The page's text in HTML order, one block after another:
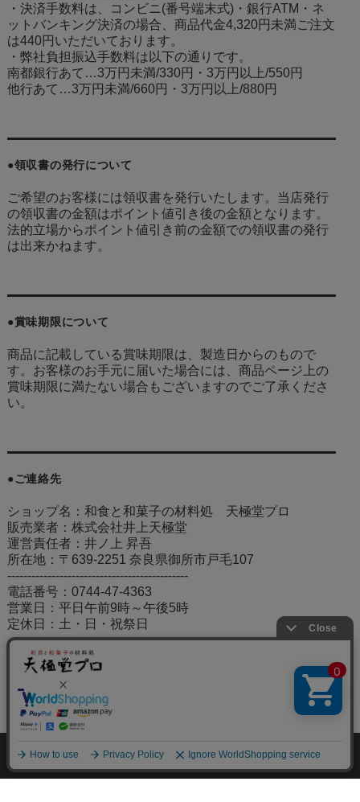
・決済手数料は、コンビニ(番号端末式)・銀行ATM・ネ
ットバンキング決済の場合、商品代金4,320円未満ご注文
は440円いただいております。
・弊社負担振込手数料は以下の通りです。
南都銀行あて…3万円未満/330円・3万円以上/550円
他行あて…3万円未満/660円・3万円以上/880円
●領収書の発行について
ご希望のお客様には領収書を発行いたします。当店発行
の領収書の金額はポイント値引き後の金額となります。
法的立場からポイント値引き前の金額での領収書の発行
は出来かねます。
●賞味期限について
商品に記載している賞味期限は、製造日からのもので
す。お客様のお手元に届いた場合には、商品ページ上の
賞味期限に満たない場合もございますのでご了承くださ
い。
●ご連絡先
ショップ名：和食と和菓子の材料処 天極堂プロ
販売業者：株式会社井上天極堂
運営責任者：井ノ上 昇吾
所在地：〒639-2251 奈良県御所市戸毛107
---------------------------------------------
電話番号：0744-47-4363
営業日：平日午前9時～午後5時
定休日：土・日・祝祭日
個人情報の取り扱いについて 特定商取引法に関する表示 会社案内